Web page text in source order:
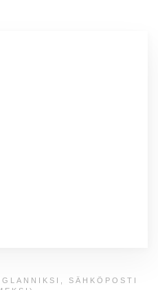
SÄHKÖPOSTI